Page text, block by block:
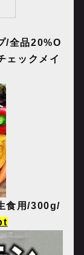
/全品20%O
ェックメイ
食用/300g/